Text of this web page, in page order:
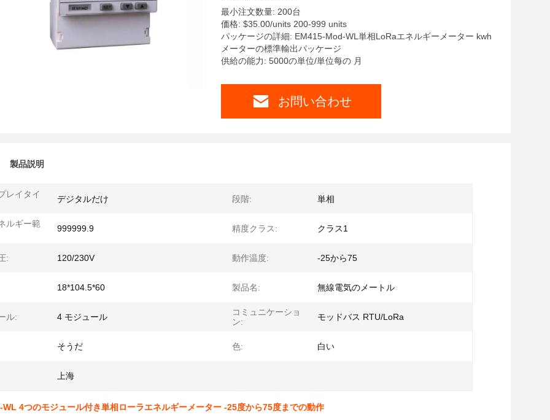
最小注文数量: 200台
価格: $35.00/units 200-999 units
パッケージの詳細: EM415-Mod-WL単相LoRaエネルギーメーター kwh
メーターの標準輸出パッケージ
供給の能力: 5000の単位/単位每の 月
お問い合わせ
製品説明
レイタイ デジタルだけ 段階: 単相
ルギー範 999999.9 精度クラス: クラス1
: 120/230V 動作温度: -25から75
18*104.5*60 製品名: 無線電気のメートル
ル: 4 モジュール
コミュニケーショ
ン:
モッドバス RTU/LoRa
そうだ 色: 白い
上海
4つのモジュール付き単相ローラエネルギーメーター -25度から75度までの動作